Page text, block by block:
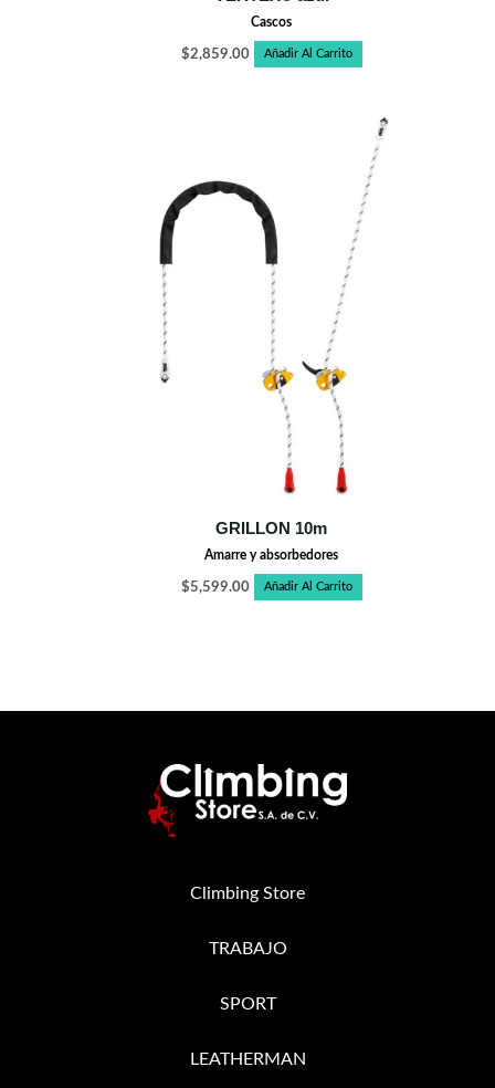
Cascos
$2,859.00 Añadir Al Carrito
GRILLON 10m
Amarre y absorbedores
$5,599.00 Añadir Al Carrito
Climbing Store
TRABAJO
SPORT
LEATHERMAN